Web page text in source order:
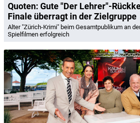
Quoten: Gute "Der Lehrer"-
Finale überragt in der Zielgruppe
Alter "Zürich-Krimi" beim Gesamtpublikum an
Spielfilmen erfolgreich